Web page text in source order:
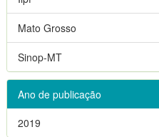
Mato Grosso
Sinop-MT
Ano de publicação
2019